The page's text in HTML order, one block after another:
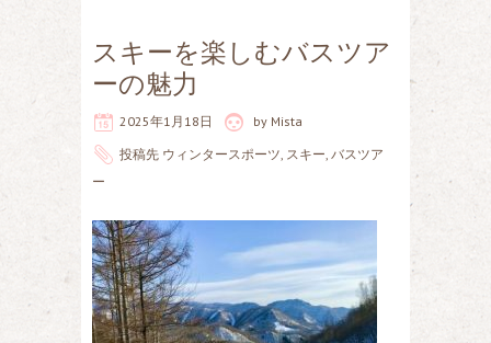
スキーを楽しむバスツア
ーの魅力
2025年1月18日 by Mista
投稿先 ウィンタースポーツ, スキー, バスツア
ー